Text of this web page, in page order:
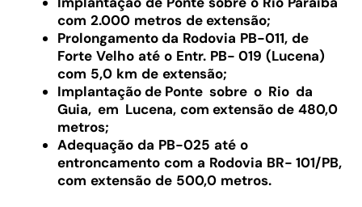
com 2.000 metros deextensão;
Prolongamento da Rodovia PB-011, de
Forte Velho até o Entr. PB- 019 (Lucena)
com 5,0 km de extensão;
Implantação de Ponte sobre o Rio da
Guia, em Lucena, com extensão de 480,0
metros;
Adequação da PB-025 até o
entroncamento com a Rodovia BR- 101/PB,
com extensão de 500,0 metros.